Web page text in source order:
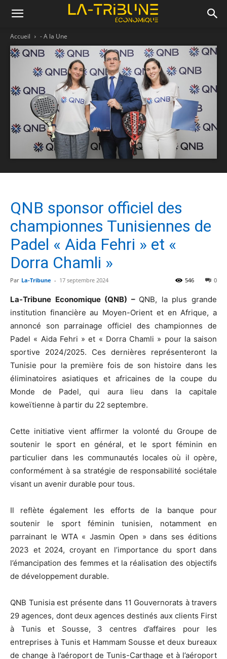
Accueil - A la Une
QNB sponsor officiel des
championnes Tunisiennes de
Padel « Aida Fehri » et «
Dorra Chamli »
Par La-Tribune - 17 septembre 2024 0
546
La-Tribune Economique (QNB) – QNB, la plus grande
institution financière au Moyen-Orient et en Afrique, a
annoncé son parrainage officiel des championnes de
Padel « Aida Fehri » et « Dorra Chamli » pour la saison
sportive 2024/2025. Ces dernières représenteront la
Tunisie pour la première fois de son histoire dans les
éliminatoires asiatiques et africaines de la coupe du
Monde de Padel, qui aura lieu dans la capitale
koweïtienne à partir du 22 septembre.
Cette initiative vient affirmer la volonté du Groupe de
soutenir le sport en général, et le sport féminin en
particulier dans les communautés locales où il opère,
conformément à sa stratégie de responsabilité sociétale
visant un avenir durable pour tous.
Il reflète également les efforts de la banque pour
soutenir le sport féminin tunisien, notamment en
parrainant le WTA « Jasmin Open » dans ses éditions
2023 et 2024, croyant en l’importance du sport dans
l’émancipation des femmes et la réalisation des objectifs
de développement durable.
QNB Tunisia est présente dans 11 Gouvernorats à travers
29 agences, dont deux agences destinés aux clients First
à Tunis et Sousse, 3 centres d’affaires pour les
entreprises à Tunis et Hammam Sousse et deux bureaux
de change à l’aéroport de Tunis-Carthage et à l’aéroport